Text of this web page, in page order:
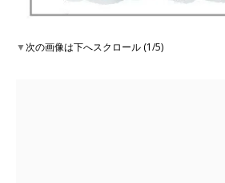
▼次の画像は下へスクロール (1/5)